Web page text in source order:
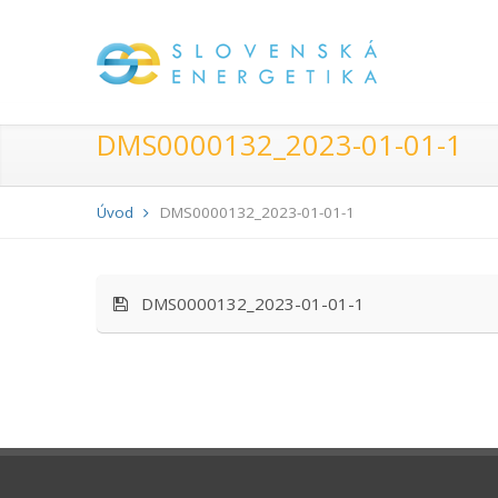
DMS0000132_2023-01-01-1
Úvod DMS0000132_2023-01-01-1
DMS0000132_2023-01-01-1